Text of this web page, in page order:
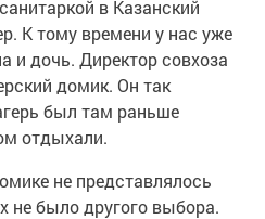
в Казанский
К тому времени у нас уже
и дочь. Директор совхоза
домик. Он так
был там раньше
отдыхали.
не представлялось
было другого выбора.